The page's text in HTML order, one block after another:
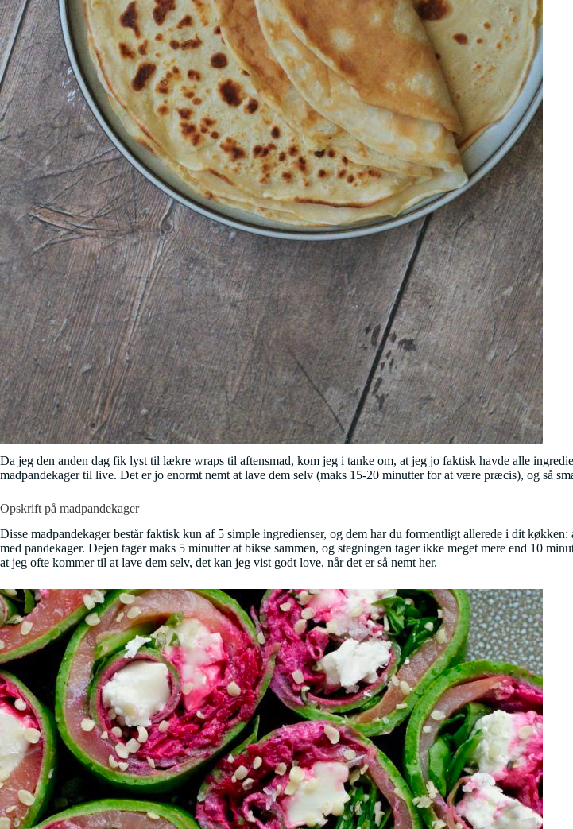
Da jeg den anden dag fik lyst til lækre wraps til aftensmad, kom jeg i tanke om, at jeg jo faktisk havde alle
madpandekager til live. Det er jo enormt nemt at lave dem selv (maks 15-20 minutter for at være præcis), og så
Opskrift på madpandekager
Disse madpandekager består faktisk kun af 5 simple ingredienser, og dem har du formentligt allerede i dit
med pandekager. Dejen tager maks 5 minutter at bikse sammen, og stegningen tager ikke meget mere end 10
at jeg ofte kommer til at lave dem selv, det kan jeg vist godt love, når det er så nemt her.